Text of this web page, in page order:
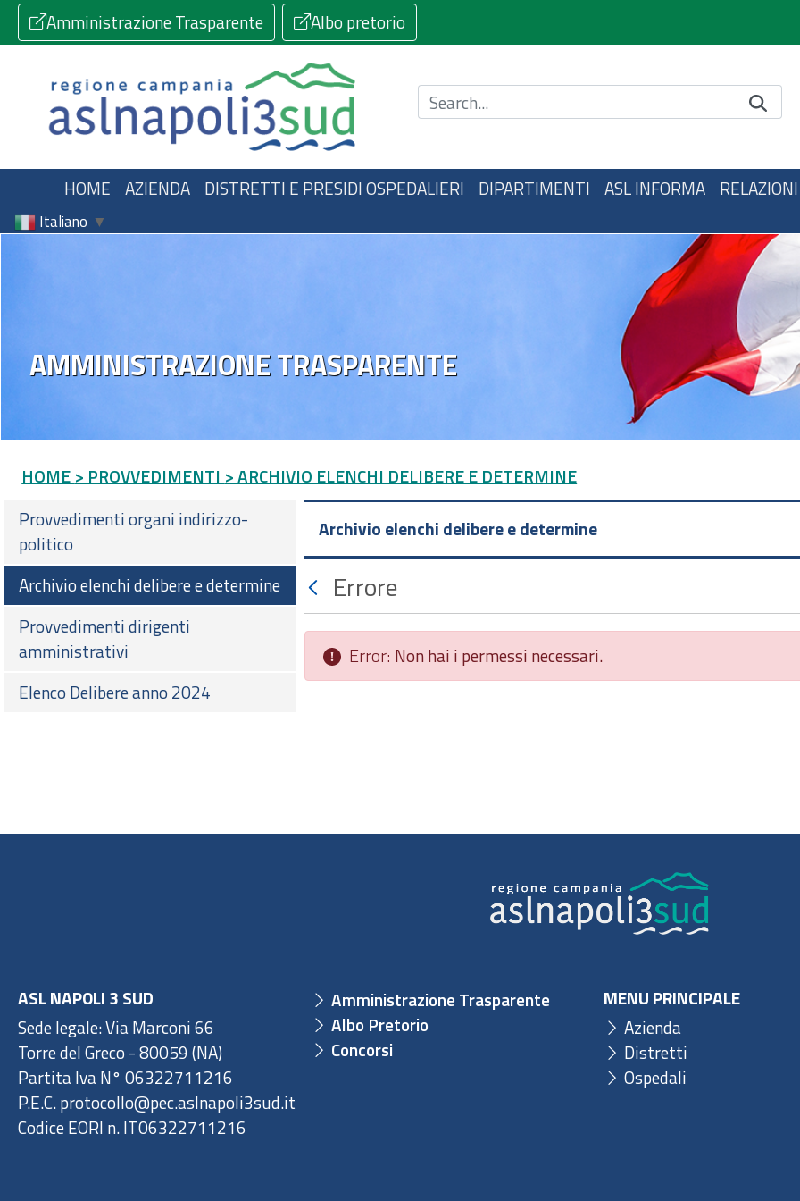
Amministrazione Trasparente Albo pretorio
Cerca nel sito
HOME AZIENDA DISTRETTI E PRESIDI OSPEDALIERI DIPARTIMENTI ASL INFORMA
Italiano ▼
AMMINISTRAZIONE TRASPARENTE
HOME > PROVVEDIMENTI > ARCHIVIO ELENCHI DELIBERE E DETERMINE
Provvedimenti organi indirizzo-
politico
Archivio elenchi delibere e determine
Provvedimenti dirigenti
amministrativi
Elenco Delibere anno 2024
Archivio elenchi delibere e determine
Errore
Error: Non hai i permessi necessari.
ASL NAPOLI 3 SUD
Sede legale: Via Marconi 66
Torre del Greco - 80059 (NA)
Partita Iva N° 06322711216
P.E.C. protocollo@pec.aslnapoli3sud.it
Codice EORI n. IT06322711216
Amministrazione Trasparente
Albo Pretorio
Concorsi
MENU PRINCIPALE
Azienda
Distretti
Ospedali